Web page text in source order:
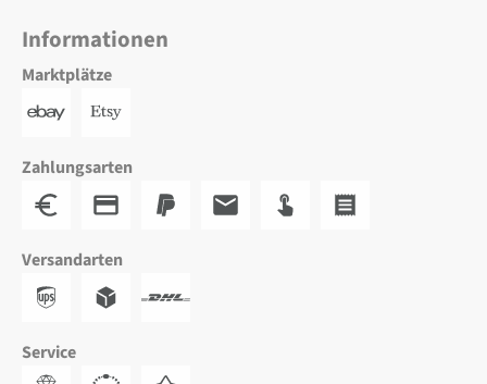
Informationen
Marktplätze
Zahlungsarten
Versandarten
Service